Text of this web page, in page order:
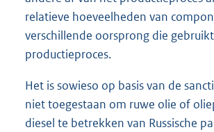
relatieve hoeveelheden van
verschillende oorsprong die
productieproces.
Het is sowieso op basis van de
niet toegestaan om ruwe olie of
diesel te betrekken van Russische